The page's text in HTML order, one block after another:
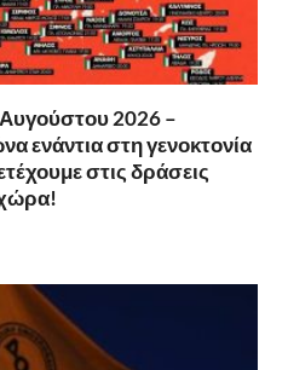
2026 –
ενάντια στη γενοκτονία
στις δράσεις